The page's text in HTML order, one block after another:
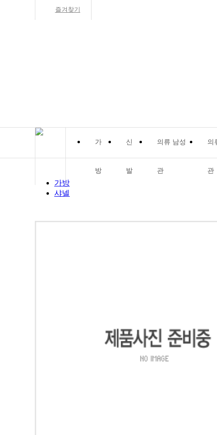
즐겨찾기
가
방
신
발
의류 남성
관
의
관
가방
샤넬